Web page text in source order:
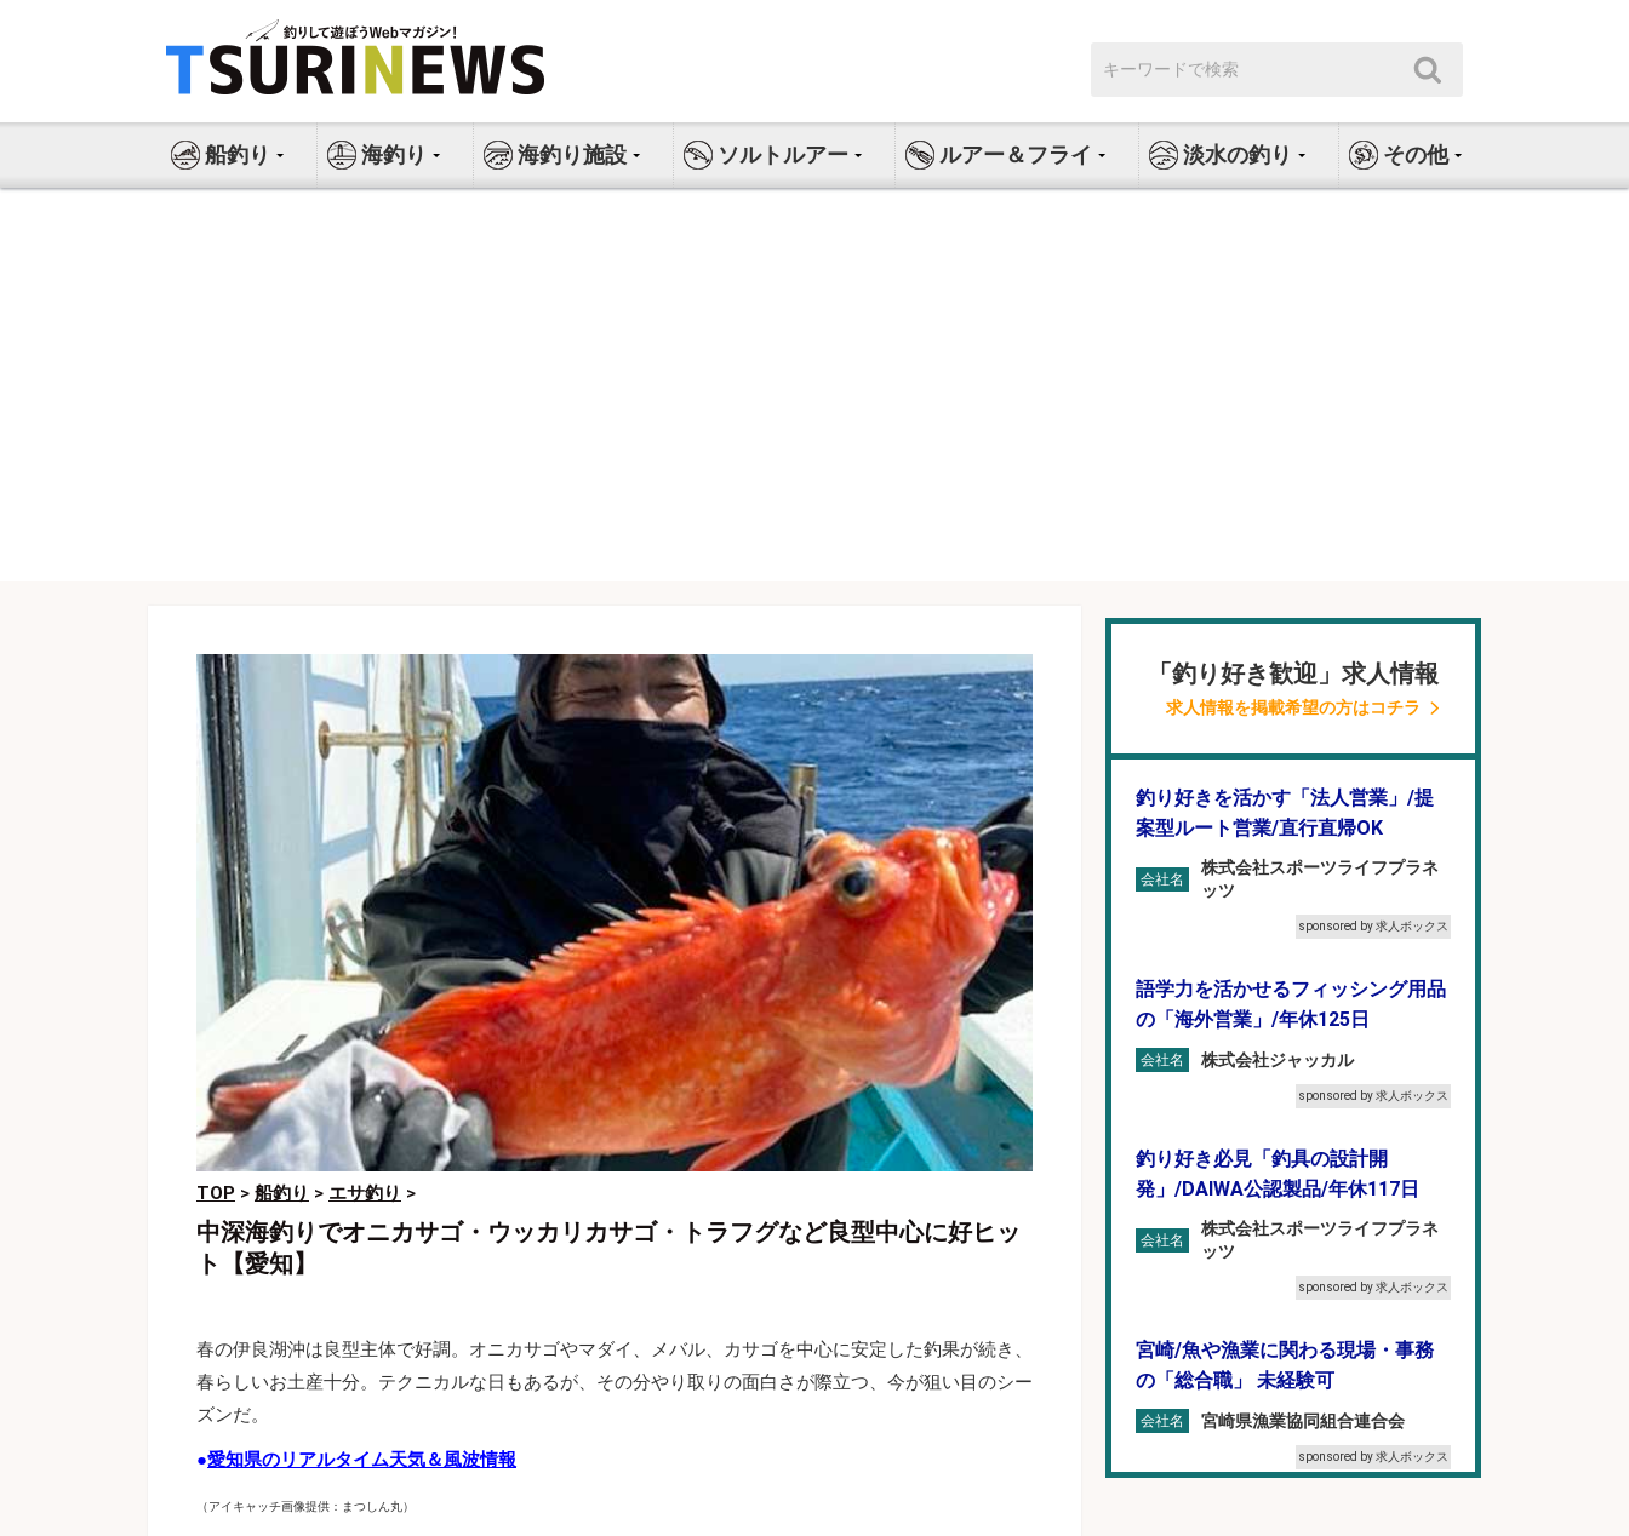
ス
索:
船釣り 海釣り 海釣り施設 ソルトルアー ルアー＆フライ 淡水の釣り その他
TOP > 船釣り > エサ釣り >
中深海釣りでオニカサゴ・ウッカリカサゴ・トラフグなど良型中心に好ヒッ
ト【愛知】
春の伊良湖沖は良型主体で好調。オニカサゴやマダイ、メバル、カサゴを中心に安定した釣果が続き、
春らしいお土産十分。テクニカルな日もあるが、その分やり取りの面白さが際立つ、今が狙い目のシー
ズンだ。
●愛知県のリアルタイム天気＆風波情報
（アイキャッチ画像提供：まつしん丸）
「釣り好き歓迎」求人情報
求人情報を掲載希望の方はコチラ
釣り好きを活かす「法人営業」/提
案型ルート営業/直行直帰OK
会社名
株式会社スポーツライフプラネ
ッツ
sponsored by 求人ボックス
語学力を活かせるフィッシング用品
の「海外営業」/年休125日
会社名 株式会社ジャッカル
sponsored by 求人ボックス
釣り好き必見「釣具の設計開
発」/DAIWA公認製品/年休117日
会社名
株式会社スポーツライフプラネ
ッツ
sponsored by 求人ボックス
宮崎/魚や漁業に関わる現場・事務
の「総合職」 未経験可
会社名 宮崎県漁業協同組合連合会
sponsored by 求人ボックス